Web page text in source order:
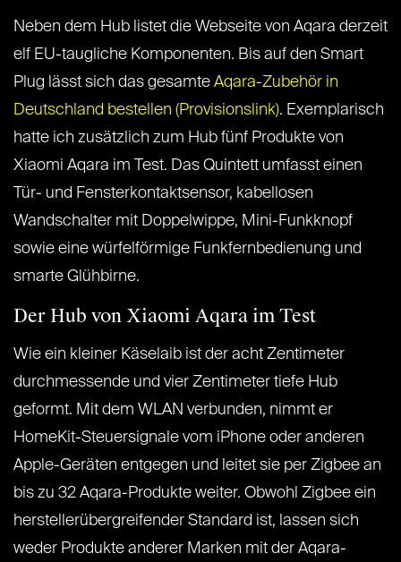
Neben dem Hub listet die Webseite von Aqara derzeit
elf EU-taugliche Komponenten. Bis auf den Smart
Plug lässt sich das gesamte Aqara-Zubehör in
Deutschland bestellen (Provisionslink). Exemplarisch
hatte ich zusätzlich zum Hub fünf Produkte von
Xiaomi Aqara im Test. Das Quintett umfasst einen
Tür- und Fensterkontaktsensor, kabellosen
Wandschalter mit Doppelwippe, Mini-Funkknopf
sowie eine würfelförmige Funkfernbedienung und
smarte Glühbirne.
Der Hub von Xiaomi Aqara im Test
Wie ein kleiner Käselaib ist der acht Zentimeter
durchmessende und vier Zentimeter tiefe Hub
geformt. Mit dem WLAN verbunden, nimmt er
HomeKit-Steuersignale vom iPhone oder anderen
Apple-Geräten entgegen und leitet sie per Zigbee an
bis zu 32 Aqara-Produkte weiter. Obwohl Zigbee ein
herstellerübergreifender Standard ist, lassen sich
weder Produkte anderer Marken mit der Aqara-